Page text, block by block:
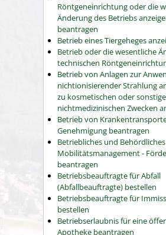
Röntgeneinrichtung oder die
Änderung des Betriebs
beantragen
Betrieb eines Tiergeheges
Betrieb oder die wesentliche
technischen
Betrieb von Anlagen zur
nichtionisierender Strahlung
zu kosmetischen oder
nichtmedizinischen Zwecken
Betrieb von
Genehmigung beantragen
Betriebliches und Behördliches
Mobilitätsmanagement -
beantragen
Betriebsbeauftragte für Abfall
(Abfallbeauftragte) bestellen
Betriebsbeauftragte für
bestellen
Betriebserlaubnis für eine
Apotheke beantragen